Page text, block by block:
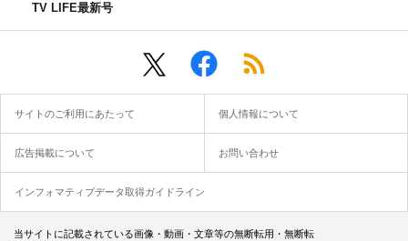
大泉洋 宮藤官九郎 當真あみ
TV LIFE最新号
サイトのご利用にあたって 個人情報について
広告掲載について お問い合わせ
インフォマティブデータ取得ガイドライン
当サイトに記載されている画像・動画・文章等の無断転用・無断転